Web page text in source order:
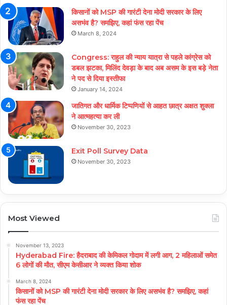
किसानों को MSP की गारंटी देना मोदी सरकार के लिए
असभंव है? समझिए, कहां फंस रहा पेंच
March 8, 2024
Congress: राहुल की न्याय यात्रा से पहले कांग्रेस को
डबल झटका, मिलिंद देवड़ा के बाद अब असम के इस बड़े नेता
ने पद से दिया इस्तीफा
January 14, 2024
जातिगत और धार्मिक टिप्पणियों से आहत छात्र अक्षत शुक्ला
ने आत्महत्या कर ली
November 30, 2023
Exit Poll Survey Data
November 30, 2023
Most Viewed
November 13, 2023
Hyderabad Fire: हैदराबाद की केमिकल गोदाम में लगी आग, 2 महिलाओं समेत
6 लोगों की मौत, सीएम केसीआर ने व्यक्त किया शोक
March 8, 2024
किसानों को MSP की गारंटी देना मोदी सरकार के लिए असभंव है? समझिए, कहां
फंस रहा पेंच